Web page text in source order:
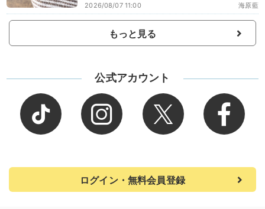
海原藍
2026/08/07 11:00
もっと見る
公式アカウント
ログイン・無料会員登録